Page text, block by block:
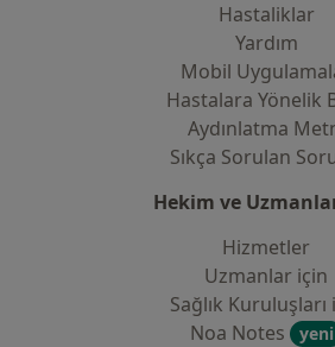
Hastaliklar
Yardım
Mobil
Hastalara Yönelik
Aydınlatma
Sıkça Sorulan
Hekim ve
Hizmetler
Uzmanlar için
Sağlık Kuruluşları
Noa Notes
yeni